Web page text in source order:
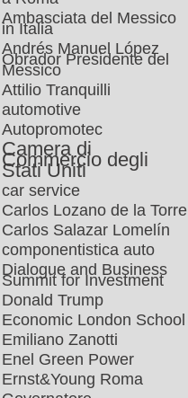
Ambasciata del Messico
in Italia
Andrés Manuel López
Obrador Presidente del
Messico
Attilio Tranquilli
automotive
Autopromotec
Camera di
Commercio degli
Stati Uniti
car service
Carlos Lozano de la Torre
Carlos Salazar Lomelín
componentistica auto
Dialogue and Business
Summit for Investment
Donald Trump
Economic London School
Emiliano Zanotti
Enel Green Power
Ernst&Young Roma